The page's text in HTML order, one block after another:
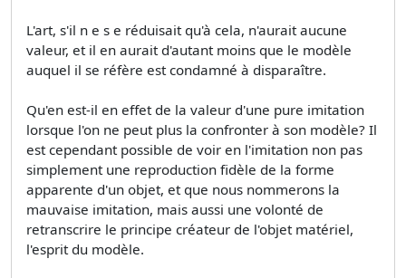
L'art, s'il n e s e réduisait qu'à cela, n'aurait aucune
valeur, et il en aurait d'autant moins que le modèle
auquel il se réfère est condamné à disparaître.
Qu'en est-il en effet de la valeur d'une pure imitation
lorsque l'on ne peut plus la confronter à son modèle? Il
est cependant possible de voir en l'imitation non pas
simplement une reproduction fidèle de la forme
apparente d'un objet, et que nous nommerons la
mauvaise imitation, mais aussi une volonté de
retranscrire le principe créateur de l'objet matériel,
l'esprit du modèle.